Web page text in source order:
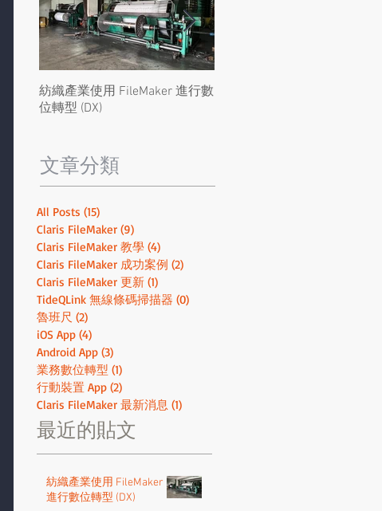
紡織產業使用 FileMaker 進行數
位轉型 (DX)
​文章分類
All Posts (15)
Claris FileMaker (9)
Claris FileMaker 教學 (4)
Claris FileMaker 成功案例 (2)
Claris FileMaker 更新 (1)
TideQLink 無線條碼掃描器 (0)
魯班尺 (2)
iOS App (4)
Android App (3)
業務數位轉型 (1)
行動裝置 App (2)
Claris FileMaker 最新消息 (1)
最近的貼文
紡織產業使用 FileMaker
進行數位轉型 (DX)